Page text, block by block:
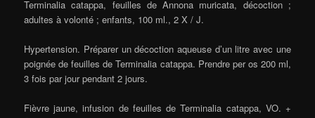
Terminalia catappa, feuilles de Annona muricata, décoction ;
adultes à volonté ; enfants, 100 ml., 2 X / J.
Hypertension. Préparer un décoction aqueuse d’un litre avec une
poignée de feuilles de Terminalia catappa. Prendre per os 200 ml,
3 fois par jour pendant 2 jours.
Fièvre jaune, infusion de feuilles de Terminalia catappa, VO. +